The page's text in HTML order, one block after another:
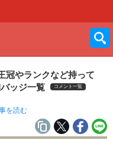
冠やランクなど持って
ッジ一覧
コメント一覧
を読む